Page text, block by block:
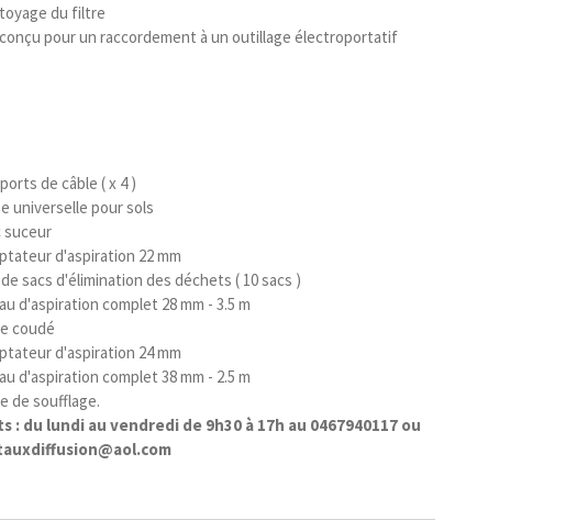
du filtre
pour un raccordement à un outillage électroportatif
de câble ( x 4 )
universelle pour sols
suceur
d'aspiration 22 mm
sacs d'élimination des déchets ( 10 sacs )
d'aspiration complet 28 mm - 3.5 m
coudé
d'aspiration 24 mm
d'aspiration complet 38 mm - 2.5 m
de soufflage.
: du lundi au vendredi de 9h30 à 17h au 0467940117 ou